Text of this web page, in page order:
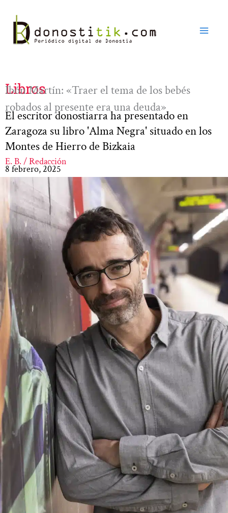
contenido
Libros
Ibón Martín: «Traer el tema de los bebés
robados al presente era una deuda»
El escritor donostiarra ha presentado en
Zaragoza su libro 'Alma Negra' situado en los
Montes de Hierro de Bizkaia
E. B. / Redacción
8 febrero, 2025